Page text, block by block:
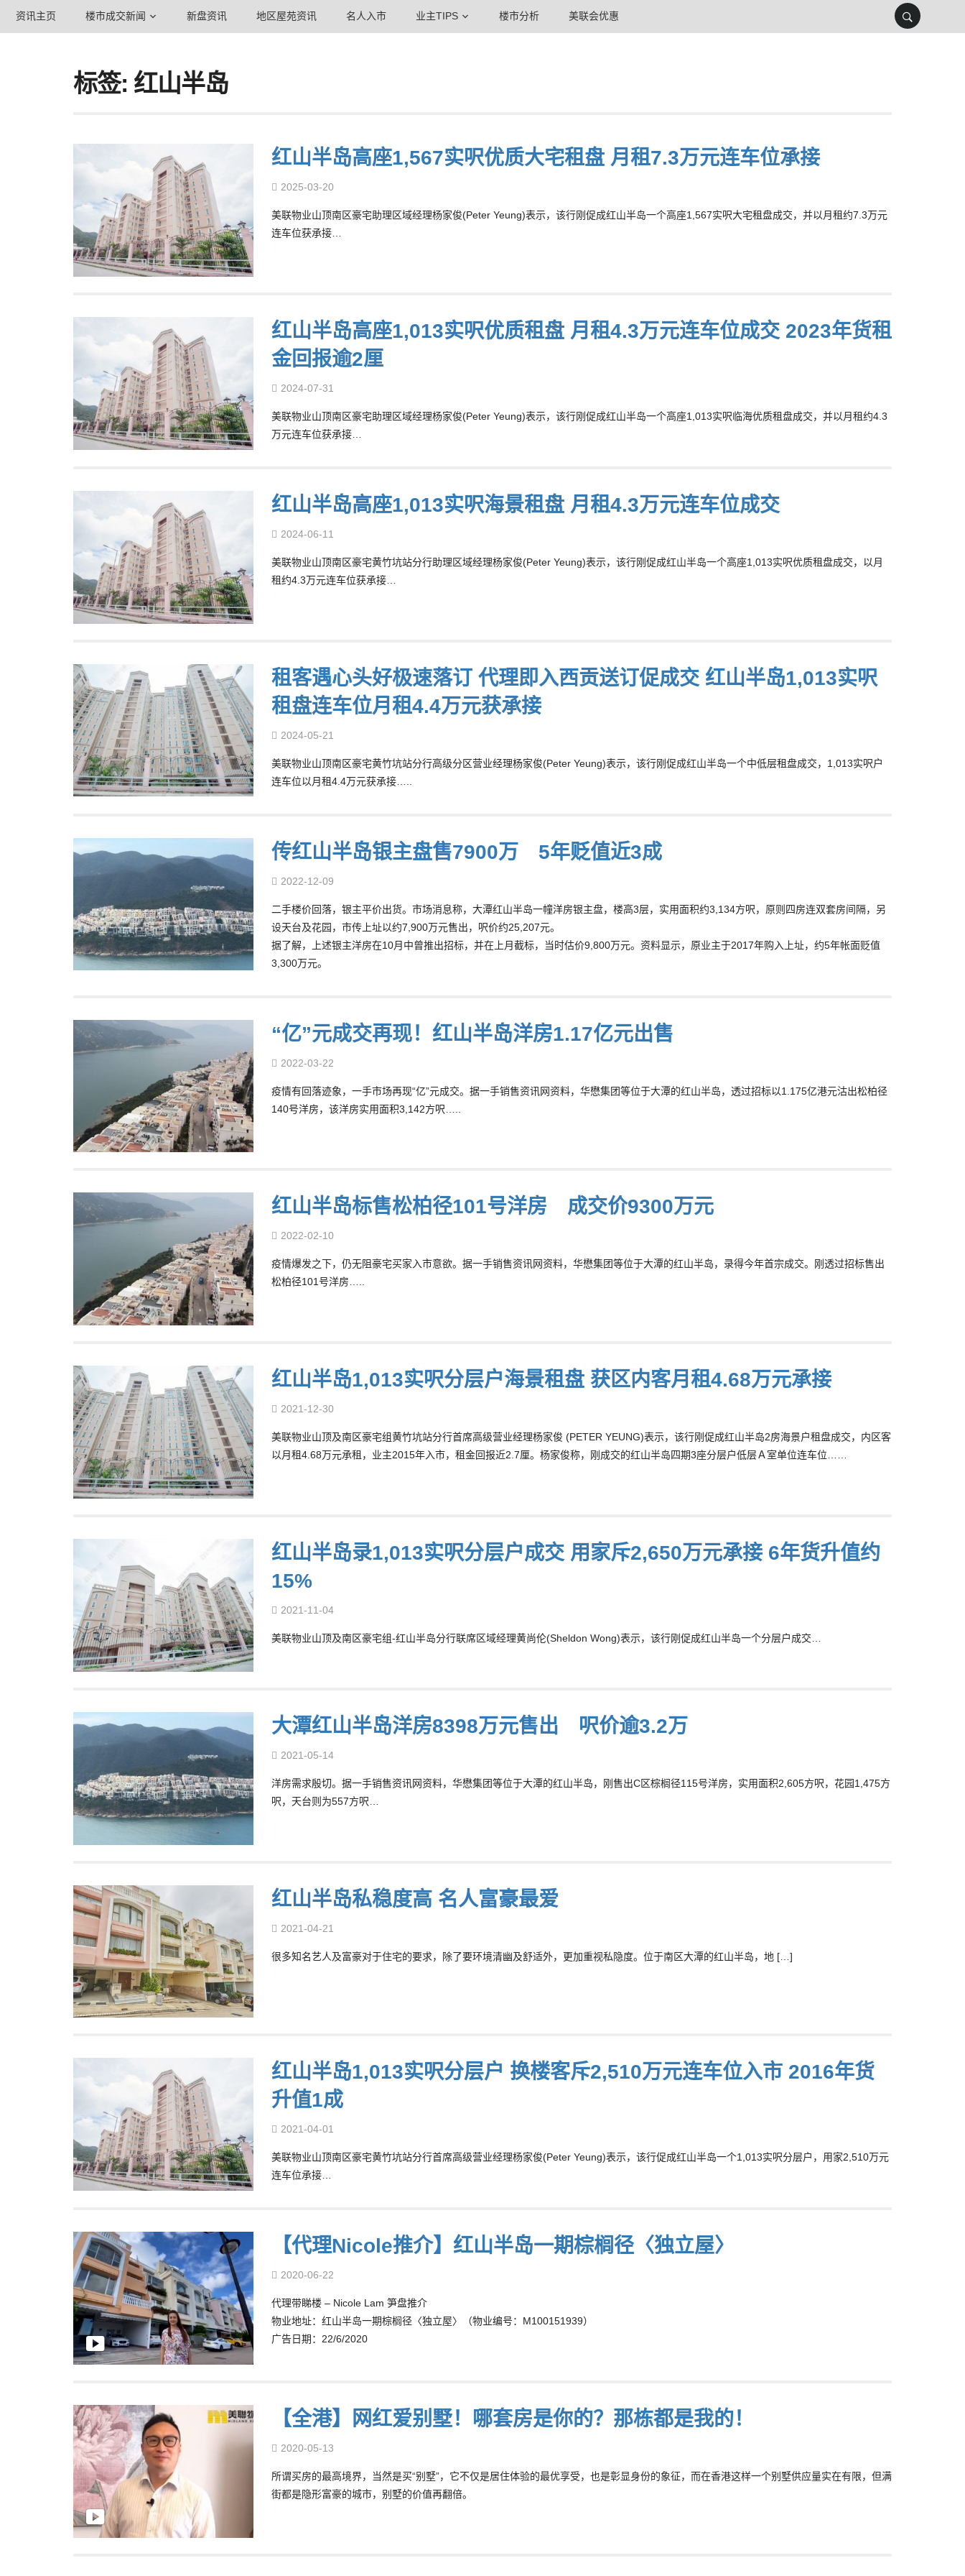
资讯主页 楼市成交新闻 新盘资讯 地区屋苑资讯 名人入市 业主TIPS 楼市分析 美联会优惠
标签: 红山半岛
红山半岛高座1,567实呎优质大宅租盘 月租7.3万元连车位承接
2025-03-20
美联物业山顶南区豪宅助理区域经理杨家俊(Peter Yeung)表示，该行刚促成红山半岛一个高座1,567实呎大宅租盘成交，并以月租约7.3万元
连车位获承接…
红山半岛高座1,013实呎优质租盘 月租4.3万元连车位成交 2023年货租
金回报逾2厘
2024-07-31
美联物业山顶南区豪宅助理区域经理杨家俊(Peter Yeung)表示，该行刚促成红山半岛一个高座1,013实呎临海优质租盘成交，并以月租约4.3
万元连车位获承接…
红山半岛高座1,013实呎海景租盘 月租4.3万元连车位成交
2024-06-11
美联物业山顶南区豪宅黄竹坑站分行助理区域经理杨家俊(Peter Yeung)表示，该行刚促成红山半岛一个高座1,013实呎优质租盘成交，以月
租约4.3万元连车位获承接…
租客遇心头好极速落订 代理即入西贡送订促成交 红山半岛1,013实呎
租盘连车位月租4.4万元获承接
2024-05-21
美联物业山顶南区豪宅黄竹坑站分行高级分区营业经理杨家俊(Peter Yeung)表示，该行刚促成红山半岛一个中低层租盘成交，1,013实呎户
连车位以月租4.4万元获承接…..
传红山半岛银主盘售7900万 5年贬值近3成
2022-12-09
二手楼价回落，银主平价出货。市场消息称，大潭红山半岛一幢洋房银主盘，楼高3层，实用面积约3,134方呎，原则四房连双套房间隔，另
设天台及花园，市传上址以约7,900万元售出，呎价约25,207元。
据了解，上述银主洋房在10月中曾推出招标，并在上月截标，当时估价9,800万元。资料显示，原业主于2017年购入上址，约5年帐面贬值
3,300万元。
“亿”元成交再现！红山半岛洋房1.17亿元出售
2022-03-22
疫情有回落迹象，一手市场再现“亿”元成交。据一手销售资讯网资料，华懋集团等位于大潭的红山半岛，透过招标以1.175亿港元沽出松柏径
140号洋房，该洋房实用面积3,142方呎…..
红山半岛标售松柏径101号洋房 成交价9300万元
2022-02-10
疫情爆发之下，仍无阻豪宅买家入市意欲。据一手销售资讯网资料，华懋集团等位于大潭的红山半岛，录得今年首宗成交。刚透过招标售出
松柏径101号洋房…..
红山半岛1,013实呎分层户海景租盘 获区内客月租4.68万元承接
2021-12-30
美联物业山顶及南区豪宅组黄竹坑站分行首席高级营业经理杨家俊 (PETER YEUNG)表示，该行刚促成红山半岛2房海景户租盘成交，内区客
以月租4.68万元承租，业主2015年入市，租金回报近2.7厘。杨家俊称，刚成交的红山半岛四期3座分层户低层Ａ室单位连车位……
红山半岛录1,013实呎分层户成交 用家斥2,650万元承接 6年货升值约
15%
2021-11-04
美联物业山顶及南区豪宅组-红山半岛分行联席区域经理黄尚伦(Sheldon Wong)表示，该行刚促成红山半岛一个分层户成交…
大潭红山半岛洋房8398万元售出 呎价逾3.2万
2021-05-14
洋房需求殷切。据一手销售资讯网资料，华懋集团等位于大潭的红山半岛，刚售出C区棕榈径115号洋房，实用面积2,605方呎，花园1,475方
呎，天台则为557方呎…
红山半岛私稳度高 名人富豪最爱
2021-04-21
很多知名艺人及富豪对于住宅的要求，除了要环境清幽及舒适外，更加重视私隐度。位于南区大潭的红山半岛，地 […]
红山半岛1,013实呎分层户 换楼客斥2,510万元连车位入市 2016年货
升值1成
2021-04-01
美联物业山顶南区豪宅黄竹坑站分行首席高级营业经理杨家俊(Peter Yeung)表示，该行促成红山半岛一个1,013实呎分层户，用家2,510万元
连车位承接…
【代理Nicole推介】红山半岛一期棕榈径〈独立屋〉
2020-06-22
代理带睇楼 – Nicole Lam 笋盘推介
物业地址：红山半岛一期棕榈径〈独立屋〉（物业编号：M100151939）
广告日期：22/6/2020
【全港】网红爱别墅！哪套房是你的？那栋都是我的！
2020-05-13
所谓买房的最高境界，当然是买“别墅”，它不仅是居住体验的最优享受，也是彰显身份的象征，而在香港这样一个别墅供应量实在有限，但满
街都是隐形富豪的城市，别墅的价值再翻倍。